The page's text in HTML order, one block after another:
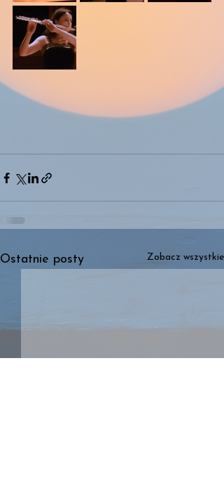
Ostatnie posty Zobacz wszystkie